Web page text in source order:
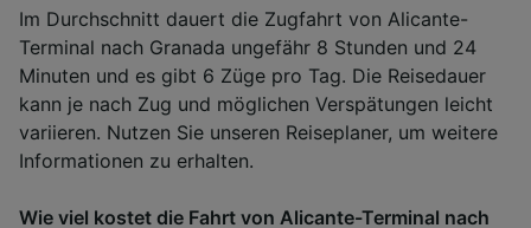
Im Durchschnitt dauert die Zugfahrt von Alicante-
Terminal nach Granada ungefähr 8 Stunden und 24
Minuten und es gibt 6 Züge pro Tag. Die Reisedauer
kann je nach Zug und möglichen Verspätungen leicht
variieren. Nutzen Sie unseren Reiseplaner, um weitere
Informationen zu erhalten.
Wie viel kostet die Fahrt von Alicante-Terminal nach